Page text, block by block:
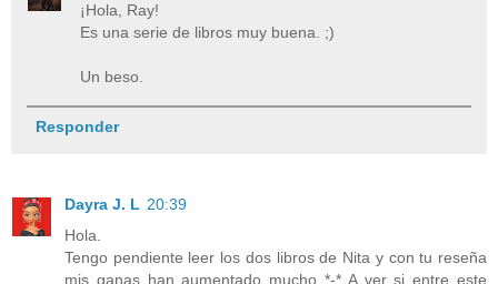
¡Hola, Ray!
Es una serie de libros muy buena. ;)
Un beso.
Responder
Dayra J. L 20:39
Hola.
Tengo pendiente leer los dos libros de Nita y con tu reseña
mis ganas han aumentado mucho *-* A ver si entre este